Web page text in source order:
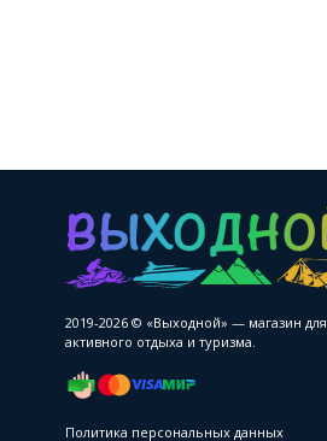
2019-2026 © «Выходной» — магазин для
активного отдыха и туризма.
Политика персональных данных